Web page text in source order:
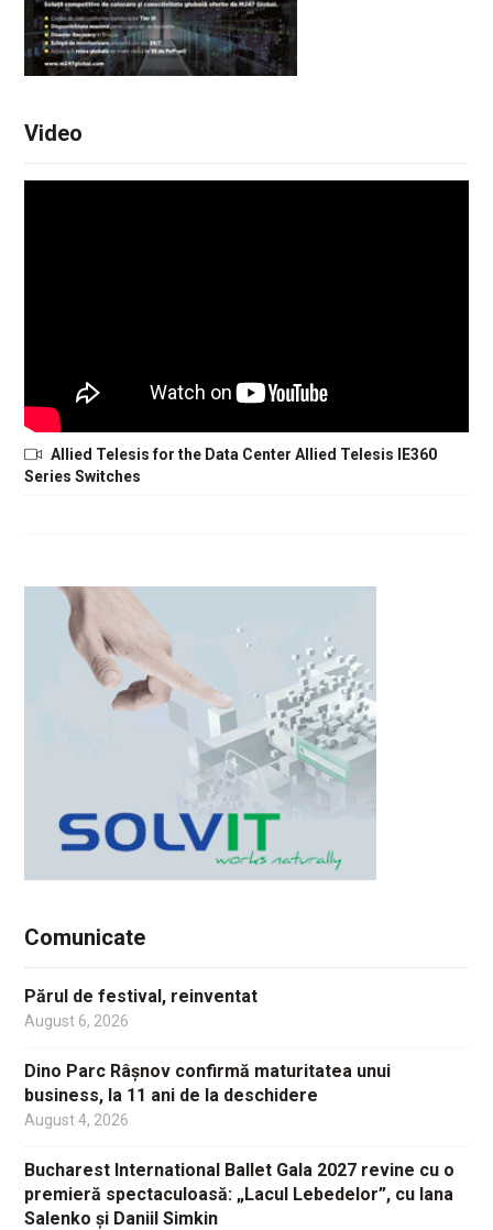
Video
Allied Telesis for the Data Center Allied Telesis IE360
Series Switches
Comunicate
Părul de festival, reinventat
August 6, 2026
Dino Parc Râșnov confirmă maturitatea unui
business, la 11 ani de la deschidere
August 4, 2026
Bucharest International Ballet Gala 2027 revine cu o
premieră spectaculoasă: „Lacul Lebedelor”, cu Iana
Salenko și Daniil Simkin